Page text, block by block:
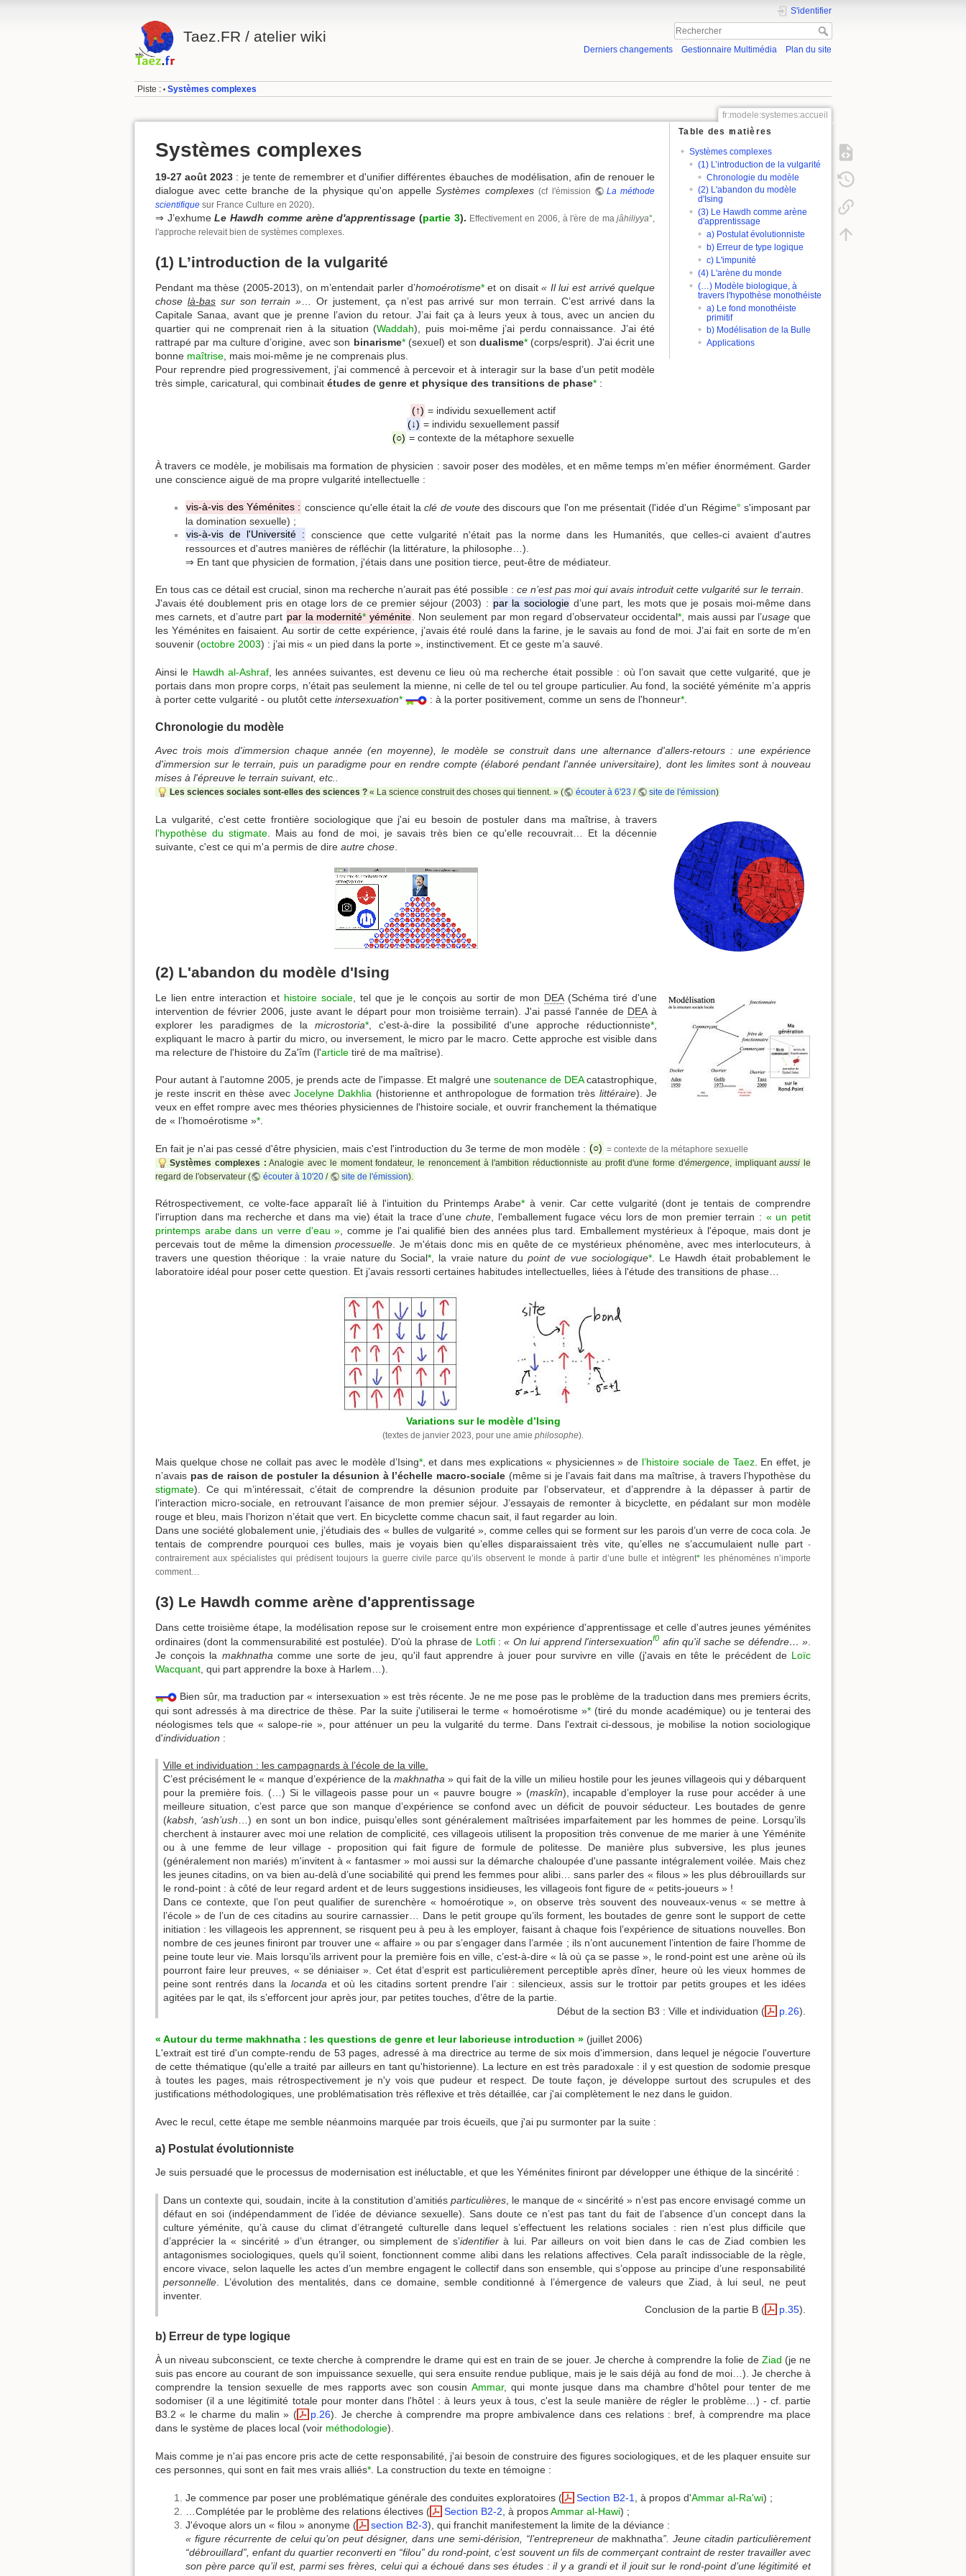
Taez.FR / atelier wiki
S'identifier
Derniers changements Gestionnaire Multimédia Plan du site
Piste : • Systèmes complexes
fr:modele:systemes:accueil
Table des matières
Systèmes complexes
(1) L’introduction de la vulgarité
Chronologie du modèle
(2) L'abandon du modèle
d'Ising
(3) Le Hawdh comme arène
d'apprentissage
a) Postulat évolutionniste
b) Erreur de type logique
c) L'impunité
(4) L'arène du monde
(…) Modèle biologique, à
travers l'hypothèse monothéiste
a) Le fond monothéiste
primitif
b) Modélisation de la Bulle
Applications
Systèmes complexes
19-27 août 2023 : je tente de remembrer et d'unifier différentes ébauches de modélisation, afin de renouer le
dialogue avec cette branche de la physique qu'on appelleSystèmes complexes (cf l'émission
La méthode
scientifique sur France Culture en 2020).
⇒ J’exhumeLe Hawdh comme arène d'apprentissage (partie 3). Effectivement en 2006, à l'ère de majâhiliyya°,
l'approche relevait bien de systèmes complexes.
(1) L’introduction de la vulgarité
Pendant ma thèse (2005-2013), on m’entendait parler d’homoérotisme*et on disait« Il lui est arrivé quelque
chose là-bassur son terrain » … Or justement, ça n’est pas arrivé sur mon terrain. C’est arrivé dans la
Capitale Sanaa, avant que je prenne l’avion du retour. J’ai fait ça à leurs yeux à tous, avec un ancien du
quartier qui ne comprenait rien à la situation (Waddah), puis moi-même j’ai perdu connaissance. J’ai été
rattrapé par ma culture d’origine, avec son binarisme*(sexuel) et son dualisme*(corps/esprit). J'ai écrit une
bonne maîtrise , mais moi-même je ne comprenais plus.
Pour reprendre pied progressivement, j’ai commencé à percevoir et à interagir sur la base d’un petit modèle
très simple, caricatural, qui combinait études de genre et physique des transitions de phase* :
(↑) = individu sexuellement actif
(↓) = individu sexuellement passif
(○) = contexte de la métaphore sexuelle
À travers ce modèle, je mobilisais ma formation de physicien : savoir poser des modèles, et en même temps m’en méfier énormément. Garder
une conscience aiguë de ma propre vulgarité intellectuelle :
vis-à-vis des Yéménites : conscience qu'elle était laclé de voutedes discours que l'on me présentait (l'idée d'un Régime° s'imposant par
la domination sexuelle) ;
vis-à-vis de l'Université :
conscience que cette vulgarité n'était pas la norme dans les Humanités, que celles-ci avaient d'autres
ressources et d'autres manières de réfléchir (la littérature, la philosophe…).
⇒ En tant que physicien de formation, j'étais dans une position tierce, peut-être de médiateur.
En tous cas ce détail est crucial, sinon ma recherche n’aurait pas été possible : ce n’est pas moi qui avais introduit cette vulgarité sur le terrain
J'avais été doublement pris en otage lors de ce premier séjour (2003) : par la sociologie d’une part, les mots que je posais moi-même dans
mes carnets, et d’autre part par la modernité* yéménite . Non seulement par mon regard d’observateur occidental* , mais aussi par l’usage que
les Yéménites en faisaient. Au sortir de cette expérience, j’avais été roulé dans la farine, je le savais au fond de moi. J’ai fait en sorte de m’en
souvenir (octobre 2003) : j’ai mis « un pied dans la porte », instinctivement. Et ce geste m’a sauvé.
Ainsi le Hawdh al-Ashraf , les années suivantes, est devenu ce lieu où ma recherche était possible : où l’on savait que cette vulgarité, que je
portais dans mon propre corps, n’était pas seulement la mienne, ni celle de tel ou tel groupe particulier. Au fond, la société yéménite m’a appris
à porter cette vulgarité - ou plutôt cette intersexuation* : à la porter positivement, comme un sens de l'honneur*
Chronologie du modèle
Avec trois mois d'immersion chaque année (en moyenne), le modèle se construit dans une alternance d'allers-retours : une expérience
d'immersion sur le terrain, puis un paradigme pour en rendre compte (élaboré pendant l'année universitaire), dont les limites sont à nouveau
mises à l'épreuve le terrain suivant, etc..
Les sciences sociales sont-elles des sciences ? « La science construit des choses qui tiennent. » ( écouter à 6'23 / site de l'émission)
La vulgarité, c'est cette frontière sociologique que j'ai eu besoin de postuler dans ma maîtrise, à travers
l'hypothèse du stigmate. Mais au fond de moi, je savais très bien ce qu'elle recouvrait… Et la décennie
suivante, c'est ce qui m'a permis de dire autre chose
(2) L'abandon du modèle d'Ising
Le lien entre interaction et histoire sociale , tel que je le conçois au sortir de mon DEA(Schéma tiré d'une
intervention de février 2006, juste avant le départ pour mon troisième terrain). J'ai passé l'année de DEAà
explorer les paradigmes de la microstoria* , c'est-à-dire la possibilité d'une approche réductionniste*
expliquant le macro à partir du micro, ou inversement, le micro par le macro. Cette approche est visible dans
ma relecture de l'histoire du Za'îm (l'article tiré de ma maîtrise).
Pour autant à l'automne 2005, je prends acte de l'impasse. Et malgré une soutenance de DEAcatastrophique,
je reste inscrit en thèse avec Jocelyne Dakhlia (historienne et anthropologue de formation très littéraire). Je
veux en effet rompre avec mes théories physiciennes de l'histoire sociale, et ouvrir franchement la thématique
de « l’homoérotisme »*.
En fait je n'ai pas cessé d'être physicien, mais c'est l'introduction du 3e terme de mon modèle : (○) = contexte de la métaphore sexuelle
Systèmes complexes : Analogie avec le moment fondateur, le renoncement à l'ambition réductionniste au profit d'une forme d'émergence, impliquantaussi le
regard de l'observateur (
écouter à 10'20/ site de l'émission).
Rétrospectivement, ce volte-face apparaît lié à l'intuition du Printemps Arabe* à venir. Car cette vulgarité (dont je tentais de comprendre
l'irruption dans ma recherche et dans ma vie) était la trace d’une chute, l'emballement fugace vécu lors de mon premier terrain : « un petit
printemps arabe dans un verre d'eau », comme je l'ai qualifié bien des années plus tard. Emballement mystérieux à l'époque, mais dont je
percevais tout de même la dimensionprocessuelle. Je m'étais donc mis en quête de ce mystérieux phénomène, avec mes interlocuteurs, à
travers une question théorique : la vraie nature du Social*, la vraie nature dupoint de vue sociologique*. Le Hawdh était probablement le
laboratoire idéal pour poser cette question. Et j’avais ressorti certaines habitudes intellectuelles, liées à l'étude des transitions de phase…
Variations sur le modèle d’Ising
(textes de janvier 2023, pour une amie philosophe).
Mais quelque chose ne collait pas avec le modèle d’Ising*, et dans mes explications « physiciennes » de l’histoire sociale de Taez. En effet, je
n’avais pas de raison de postuler la désunion à l’échelle macro-sociale(même si je l’avais fait dans ma maîtrise, à travers l’hypothèse du
stigmate). Ce qui m’intéressait, c’était de comprendre la désunion produite par l’observateur, et d’apprendre à la dépasser à partir de
l’interaction micro-sociale, en retrouvant l’aisance de mon premier séjour. J’essayais de remonter à bicyclette, en pédalant sur mon modèle
rouge et bleu, mais l’horizon n’était que vert. En bicyclette comme chacun sait, il faut regarder au loin.
Dans une société globalement unie, j’étudiais des « bulles de vulgarité », comme celles qui se forment sur les parois d’un verre de coca cola. Je
tentais de comprendre pourquoi ces bulles, mais je voyais bien qu’elles disparaissaient très vite, qu’elles ne s’accumulaient nulle part -
contrairement aux spécialistes qui prédisent toujours la guerre civile parce qu’ils observent le monde à partir d’une bulle et intègrent* les phénomènes n’importe
comment…
(3) Le Hawdh comme arène d'apprentissage
Dans cette troisième étape, la modélisation repose sur le croisement entre mon expérience d'apprentissage et celle d'autres jeunes yéménites
ordinaires (dont la commensurabilité est postulée). D'où la phrase de Lotfi:« On lui apprend l'intersexuationf0 afin qu'il sache se défendre… »
Je conçois la makhnatha comme une sorte de jeu, qu'il faut apprendre à jouer pour survivre en ville (j'avais en tête le précédent de Loïc
Wacquant , qui part apprendre la boxe à Harlem…).
Bien sûr, ma traduction par « intersexuation » est très récente. Je ne me pose pas le problème de la traduction dans mes premiers écrits,
qui sont adressés à ma directrice de thèse. Par la suite j'utiliserai le terme « homoérotisme »* (tiré du monde académique) ou je tenterai des
néologismes tels que « salope-rie », pour atténuer un peu la vulgarité du terme. Dans l'extrait ci-dessous, je mobilise la notion sociologique
d'individuation :
Ville et individuation : les campagnards à l’école de la ville.
C’est précisément le « manque d’expérience de la makhnatha » qui fait de la ville un milieu hostile pour les jeunes villageois qui y débarquent
pour la première fois. (…) Si le villageois passe pour un « pauvre bougre » (maskîn), incapable d’employer la ruse pour accéder à une
meilleure situation, c’est parce que son manque d’expérience se confond avec un déficit de pouvoir séducteur. Les boutades de genre
(kabsh, ‘ash’ush…) en sont un bon indice, puisqu’elles sont généralement maîtrisées imparfaitement par les hommes de peine. Lorsqu’ils
cherchent à instaurer avec moi une relation de complicité, ces villageois utilisent la proposition très convenue de me marier à une Yéménite
ou à une femme de leur village - proposition qui fait figure de formule de politesse. De manière plus subversive, les plus jeunes
(généralement non mariés) m'invitent à « fantasmer » moi aussi sur la démarche chaloupée d'une passante intégralement voilée. Mais chez
les jeunes citadins, on va bien au-delà d’une sociabilité qui prend les femmes pour alibi… sans parler des « filous » les plus débrouillards sur
le rond-point : à côté de leur regard ardent et de leurs suggestions insidieuses, les villageois font figure de « petits-joueurs » !
Dans ce contexte, que l’on peut qualifier de surenchère « homoérotique », on observe très souvent des nouveaux-venus « se mettre à
l’école » de l’un de ces citadins au sourire carnassier… Dans le petit groupe qu’ils forment, les boutades de genre sont le support de cette
initiation : les villageois les apprennent, se risquent peu à peu à les employer, faisant à chaque fois l’expérience de situations nouvelles. Bon
nombre de ces jeunes finiront par trouver une « affaire » ou par s’engager dans l’armée ; ils n’ont aucunement l’intention de faire l’homme de
peine toute leur vie. Mais lorsqu’ils arrivent pour la première fois en ville, c’est-à-dire « là où ça se passe », le rond-point est une arène où ils
pourront faire leur preuves, « se déniaiser ». Cet état d’esprit est particulièrement perceptible après dîner, heure où les vieux hommes de
peine sont rentrés dans la locandaet où les citadins sortent prendre l’air : silencieux, assis sur le trottoir par petits groupes et les idées
agitées par le qat, ils s’efforcent jour après jour, par petites touches, d’être de la partie.
Début de la section B3 : Ville et individuation (
p.26).
« Autour du terme makhnatha : les questions de genre et leur laborieuse introduction » (juillet 2006)
L'extrait est tiré d'un compte-rendu de 53 pages, adressé à ma directrice au terme de six mois d'immersion, dans lequel je négocie l'ouverture
de cette thématique (qu'elle a traité par ailleurs en tant qu'historienne). La lecture en est très paradoxale : il y est question de sodomie presque
à toutes les pages, mais rétrospectivement je n'y vois que pudeur et respect. De toute façon, je développe surtout des scrupules et des
justifications méthodologiques, une problématisation très réflexive et très détaillée, car j'ai complètement le nez dans le guidon.
Avec le recul, cette étape me semble néanmoins marquée par trois écueils, que j'ai pu surmonter par la suite :
a) Postulat évolutionniste
Je suis persuadé que le processus de modernisation est inéluctable, et que les Yéménites finiront par développer une éthique de la sincérité :
Dans un contexte qui, soudain, incite à la constitution d’amitiés particulières, le manque de « sincérité » n’est pas encore envisagé comme un
défaut en soi (indépendamment de l’idée de déviance sexuelle). Sans doute ce n’est pas tant du fait de l’absence d’un concept dans la
culture yéménite, qu’à cause du climat d’étrangeté culturelle dans lequel s’effectuent les relations sociales : rien n’est plus difficile que
d’apprécier la « sincérité » d’un étranger, ou simplement de s’identifier à lui. Par ailleurs on voit bien dans le cas de Ziad combien les
antagonismes sociologiques, quels qu’il soient, fonctionnent comme alibi dans les relations affectives. Cela paraît indissociable de la règle,
encore vivace, selon laquelle les actes d’un membre engagent le collectif dans son ensemble, qui s’oppose au principe d’une responsabilité
personnelle. L’évolution des mentalités, dans ce domaine, semble conditionné à l’émergence de valeurs que Ziad, à lui seul, ne peut
inventer.
Conclusion de la partie B (
p.35).
b) Erreur de type logique
À un niveau subconscient, ce texte cherche à comprendre le drame qui est en train de se jouer. Je cherche à comprendre la folie de Ziad (je ne
suis pas encore au courant de son impuissance sexuelle, qui sera ensuite rendue publique, mais je le sais déjà au fond de moi…). Je cherche à
comprendre la tension sexuelle de mes rapports avec son cousin Ammar, qui monte jusque dans ma chambre d'hôtel pour tenter de me
sodomiser (il a une légitimité totale pour monter dans l'hôtel : à leurs yeux à tous, c'est la seule manière de régler le problème…) - cf. partie
B3.2 « le charme du malin » (
p.26). Je cherche à comprendre ma propre ambivalence dans ces relations : bref, à comprendre ma place
dans le système de places local (voir méthodologie).
Mais comme je n'ai pas encore pris acte de cette responsabilité, j'ai besoin de construire des figures sociologiques, et de les plaquer ensuite sur
ces personnes, qui sont en fait mes vrais alliés* . La construction du texte en témoigne :
Je commence par poser une problématique générale des conduites exploratoires ( Section B2-1 , à propos d'Ammar al-Ra'wi) ;
…Complétée par le problème des relations électives (
Section B2-2 , à proposAmmar al-Hawi) ;
J'évoque alors un « filou » anonyme (
section B2-3), qui franchit manifestement la limite de la déviance :
« figure récurrente de celui qu’on peut désigner, dans une semi-dérision, “l’entrepreneur de makhnatha”. Jeune citadin particulièrement
“débrouillard”, enfant du quartier reconverti en “filou” du rond-point, c’est souvent un fils de commerçant contraint de rester travailler avec
son père parce qu’il est, parmi ses frères, celui qui a échoué dans ses études : il y a grandi et il jouit sur le rond-point d’une légitimité et